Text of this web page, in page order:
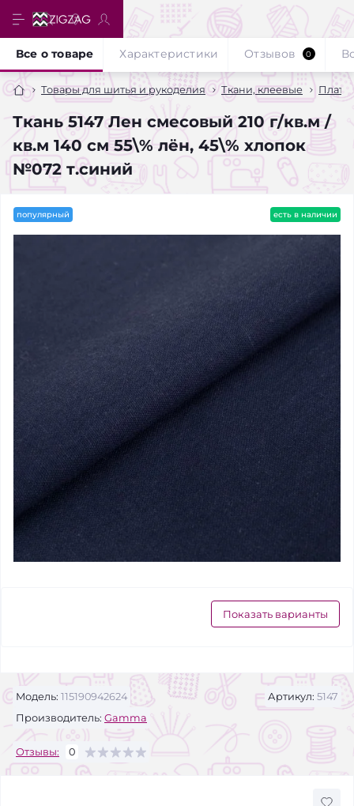
Товары для шитья и рукоделия Ткани, клеевые
Ткань 5147 Лен смесовый 210 г/кв.м /
кв.м 140 см 55\% лён, 45\% хлопок
№072 т.синий
Все о товаре Характеристики Отзывов 0
популярный есть в наличии
Показать варианты
Модель: 115190942624 Артикул: 5147
Производитель: Gamma
Отзывы: 0